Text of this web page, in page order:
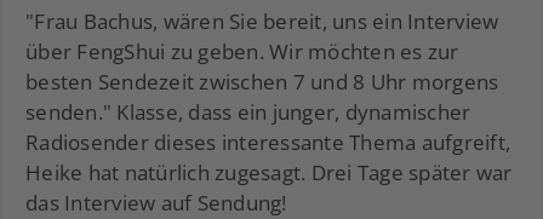
Akzeptieren
powered by Usercentrics Consent Management
Platform
"Frau Bachus, wären Sie bereit, uns ein Interview
über FengShui zu geben. Wir möchten es zur
besten Sendezeit zwischen 7 und 8 Uhr morgens
senden." Klasse, dass ein junger, dynamischer
Radiosender dieses interessante Thema aufgreift,
Heike hat natürlich zugesagt. Drei Tage später war
das Interview auf Sendung!